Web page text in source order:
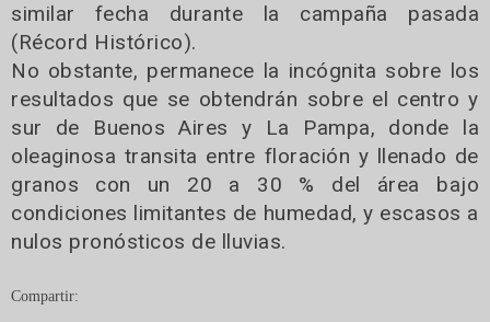
similar fecha durante la campaña pasada
(Récord Histórico).
No obstante, permanece la incógnita sobre los
resultados que se obtendrán sobre el centro y
sur de Buenos Aires y La Pampa, donde la
oleaginosa transita entre floración y llenado de
granos con un 20 a 30 % del área bajo
condiciones limitantes de humedad, y escasos a
nulos pronósticos de lluvias.
Compartir: